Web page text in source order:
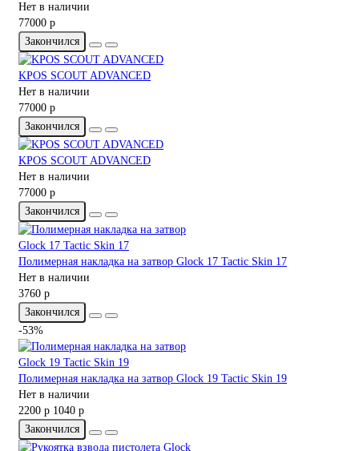
Нет в наличии
77000 р
Закончился
KPOS SCOUT ADVANCED
Нет в наличии
77000 р
Закончился
KPOS SCOUT ADVANCED
Нет в наличии
77000 р
Закончился
Полимерная накладка на затвор Glock 17 Tactic Skin 17
Нет в наличии
3760 р
Закончился
-53%
Полимерная накладка на затвор Glock 19 Tactic Skin 19
Нет в наличии
2200 р 1040 р
Закончился